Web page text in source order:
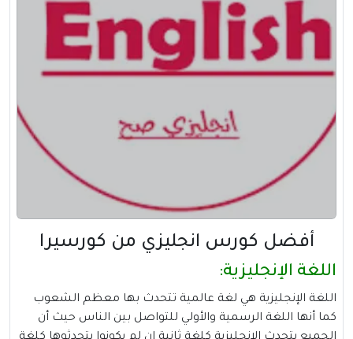
أفضل كورس انجليزي من كورسيرا
اللغة الإنجليزية:
اللغة الإنجليزية هي لغة عالمية تتحدث بها معظم الشعوب
كما أنها اللغة الرسمية والأولي للتواصل بين الناس حيث أن